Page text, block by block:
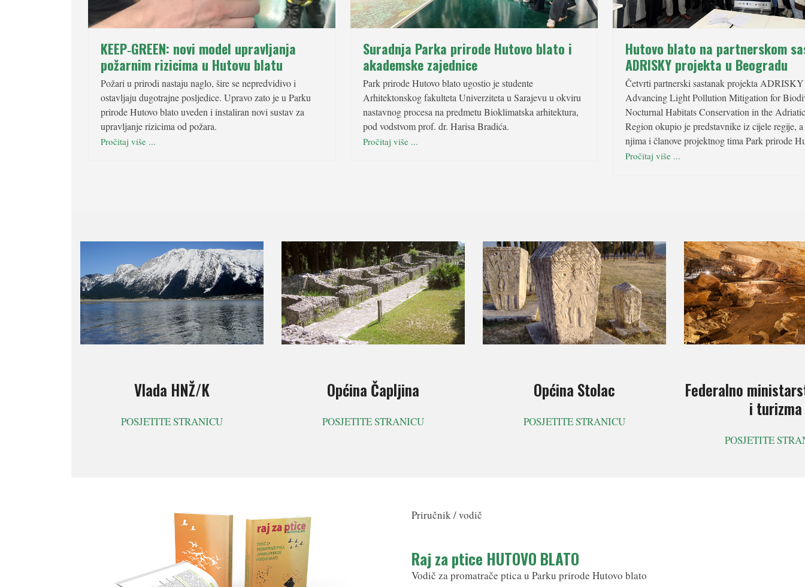
KEEP‑GREEN: novi model upravljanja
požarnim rizicima u Hutovu blatu
Požari u prirodi nastaju naglo, šire se nepredvidivo i
ostavljaju dugotrajne posljedice. Upravo zato je u Parku
prirode Hutovo blato uveden i instaliran novi sustav za
upravljanje rizicima od požara.
Pročitaj više ...
Suradnja Parka prirode Hutovo blato i
akademske zajednice
Park prirode Hutovo blato ugostio je studente
Arhitektonskog fakulteta Univerziteta u Sarajevu u okviru
nastavnog procesa na predmetu Bioklimatska arhitektura,
pod vodstvom prof. dr. Harisa Bradića.
Pročitaj više ...
Hutovo blato na partnerskom
ADRISKY projekta u Beogradu
Četvrti partnerski sastanak projekta
Advancing Light Pollution Mitigation for
Nocturnal Habitats Conservation in the
Region okupio je predstavnike iz cijele regije,
njima i članove projektnog tima Park prirode
Pročitaj više ...
Vlada HNŽ/K
POSJETITE STRANICU
Općina Čapljina
POSJETITE STRANICU
Općina Stolac
POSJETITE STRANICU
Federalno
i turizma
POSJETITE
Priručnik / vodič
Raj za ptice HUTOVO BLATO
Vodič za promatrače ptica u Parku prirode Hutovo blato